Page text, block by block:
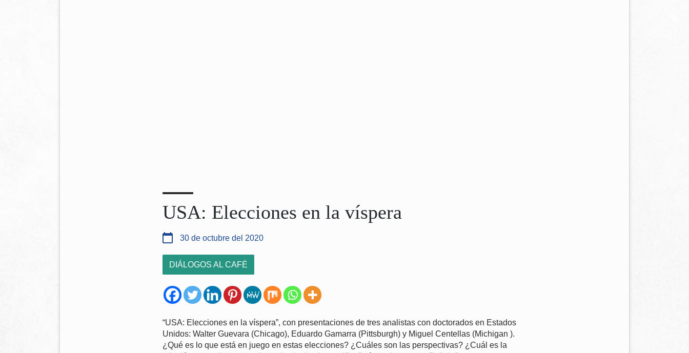
USA: Elecciones en la víspera
30 de octubre del 2020
DIÁLOGOS AL CAFÉ
“USA: Elecciones en la víspera”, con presentaciones de tres analistas con doctorados en Estados
Unidos: Walter Guevara (Chicago), Eduardo Gamarra (Pittsburgh) y Miguel Centellas (Michigan ).
¿Qué es lo que está en juego en estas elecciones? ¿Cuáles son las perspectivas? ¿Cuál es la